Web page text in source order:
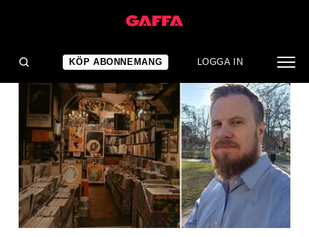
KÖP ABONNEMANG LOGGA IN